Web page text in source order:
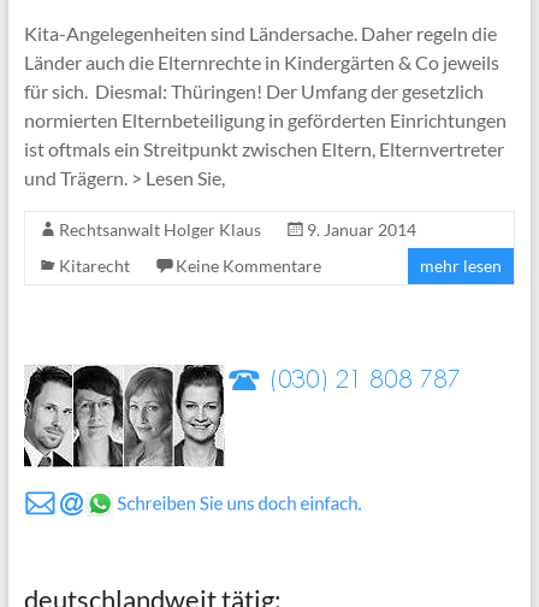
Kita-Angelegenheiten sind Ländersache. Daher regeln die
Länder auch die Elternrechte in Kindergärten & Co jeweils
für sich. Diesmal: Thüringen! Der Umfang der gesetzlich
normierten Elternbeteiligung in geförderten Einrichtungen
ist oftmals ein Streitpunkt zwischen Eltern, Elternvertreter
und Trägern. > Lesen Sie,
Rechtsanwalt Holger Klaus
9. Januar 2014
Kitarecht
Keine Kommentare mehr lesen
deutschlandweit tätig: